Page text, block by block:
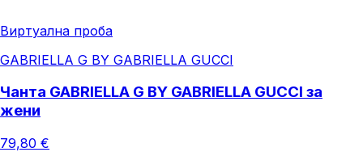
Виртуална проба
GABRIELLA G BY GABRIELLA GUCCI
Чанта GABRIELLA G BY GABRIELLA GUCCI за
жени
79,80 €